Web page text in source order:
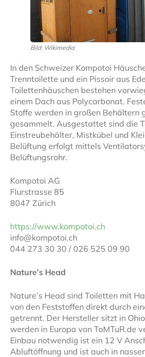
Bild: Wikimedia
In den Schweizer Kompotoi
Trenntoilette und ein Pissoir aus
Toilettenhäuschen bestehen
einem Dach aus Polycarbonat.
Stoffe werden in großen Behältern
gesammelt. Ausgestattet sind die
Einstreubehälter, Mistkübel und
Belüftung erfolgt mittels
Belüftungsrohr.
Kompotoi AG
Flurstrasse 85
8047 Zürich
https://www.kompotoi.ch
info@kompotoi.ch
044 273 30 30 / 026 525 09 90
Nature’s Head
Nature’s Head sind Toiletten mit
von den Feststoffen direkt durch
getrennt. Der Hersteller sitzt in
werden in Europa von ToMTuR.de
Einbau notwendig ist ein 12 V
Abluftöffnung und ist auch in